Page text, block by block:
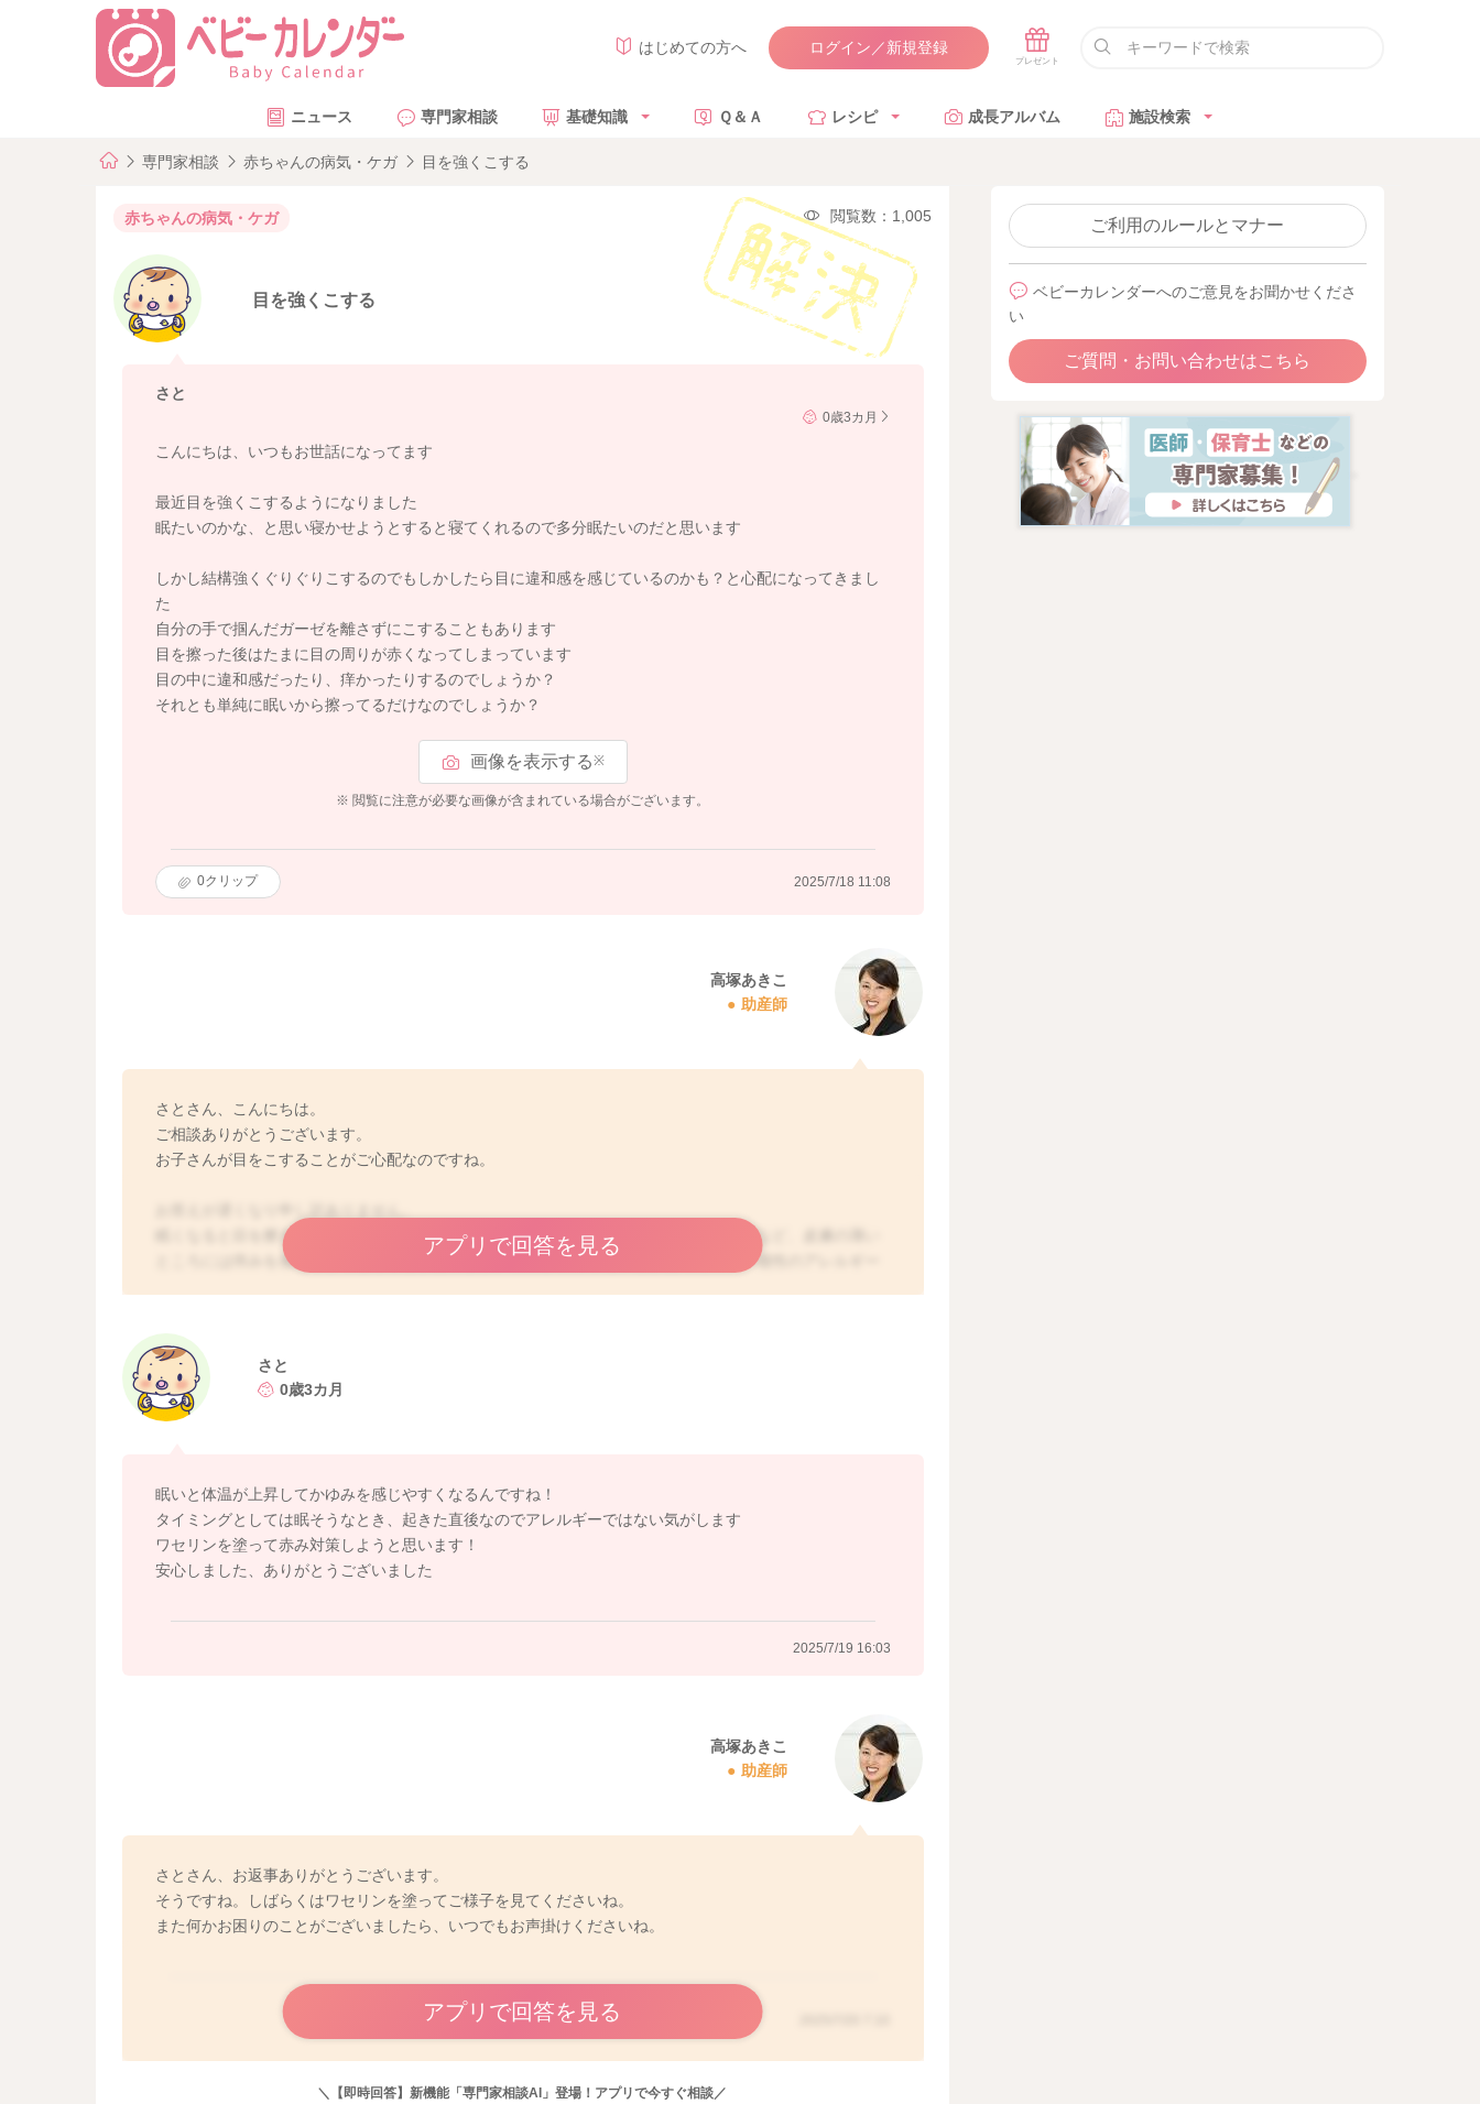
はじめての方へ ログイン／新規登録
ニュース 専門家相談 基礎知識 Ｑ＆Ａ レシピ 成長アルバム 施設検索
専門家相談 赤ちゃんの病気・ケガ 目を強くこする
赤ちゃんの病気・ケガ 閲覧数：1,005
目を強くこする
さと
0歳3カ月
こんにちは、いつもお世話になってます
最近目を強くこするようになりました
眠たいのかな、と思い寝かせようとすると寝てくれるので多分眠たいのだと思います
しかし結構強くぐりぐりこするのでもしかしたら目に違和感を感じているのかも？と心配になってきまし
た
自分の手で掴んだガーゼを離さずにこすることもあります
目を擦った後はたまに目の周りが赤くなってしまっています
目の中に違和感だったり、痒かったりするのでしょうか？
それとも単純に眠いから擦ってるだけなのでしょうか？
画像を表示する※
※ 閲覧に注意が必要な画像が含まれている場合がございます。
0クリップ 2025/7/18 11:08
高塚あきこ
助産師
さとさん、こんにちは。
ご相談ありがとうございます。
お子さんが目をこすることがご心配なのですね。
眠くなると目を擦るお子さんは多いですよ。眠い時には、体温が上がりますので、お顔など、皮膚の薄い
ところには痒みを感じやすくなることがあります。稀にかゆみや違和感があったり、一過性のアレルギー
くあります。乾燥などで痒みが出てしまう場合もありますが、お子さんの癖という場合も多いので、なか
なかやめさせることは難しい場合もあるのかもしれませんね。お子さんが擦ってしまうのであれば、こま
めに保湿なさると良いかと思いますよ。ポイントは、予防的に、擦る前につけていただく方がいいかと思
いますよ。ワセリンでしたら、目に入ってしまったとしても問題ないですので、たっぷりつけていただく
明らかに目の充血が見られたりするのでなければ、しばらくはたっぷりの保湿でご様子を見てください
ね。
アプリで回答を見る
さと
0歳3カ月
眠いと体温が上昇してかゆみを感じやすくなるんですね！
タイミングとしては眠そうなとき、起きた直後なのでアレルギーではない気がします
ワセリンを塗って赤み対策しようと思います！
安心しました、ありがとうございました
2025/7/19 16:03
高塚あきこ
助産師
さとさん、お返事ありがとうございます。
そうですね。しばらくはワセリンを塗ってご様子を見てくださいね。
また何かお困りのことがございましたら、いつでもお声掛けくださいね。
アプリで回答を見る
＼【即時回答】新機能「専門家相談AI」登場！アプリで今すぐ相談／
ご利用のルールとマナー
ベビーカレンダーへのご意見をお聞かせくださ
い
ご質問・お問い合わせはこちら